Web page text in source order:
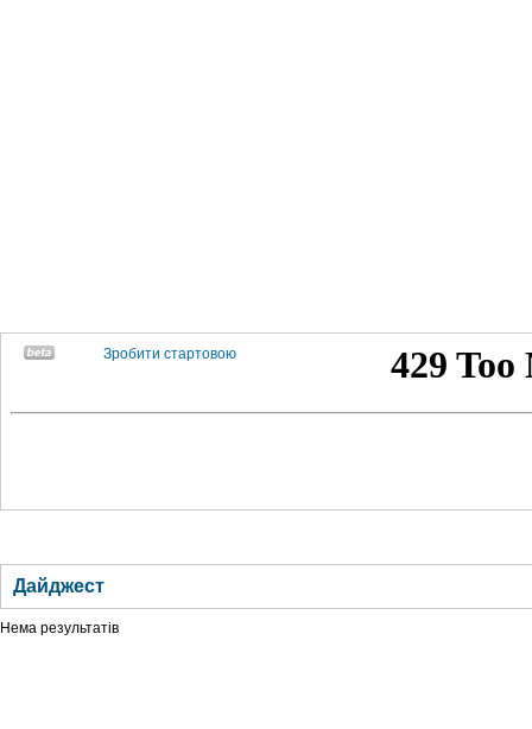
Зробити стартовою
Дайджест
Нема результатів